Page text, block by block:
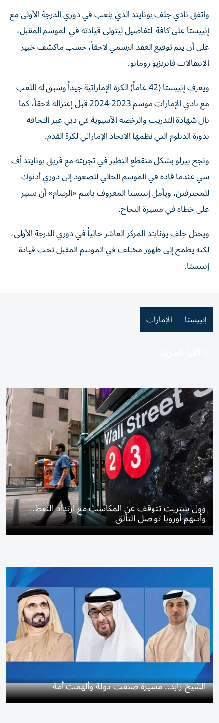
واتفق نادي جلف يونايتد الذي يلعب في دوري الدرجة الأولى مع
إنييستا على كافة التفاصيل ليتولى قيادته في الموسم المقبل،
على أن يتم توقيع العقد الرسمي لاحقاً، حسب ماكشف خبير
الانتقالات فابريزيو رومانو.
ويعرف إنييستا (42 عاماً) الكرة الإماراتية جيداً وسبق له اللعب
مع نادي الإمارات موسم 2023-2024 قبل إعتزاله لاحقاً، كما
نال شهادة التدريب والرخصة الآسيوية في دبي عبر التحاقه
بدورة الدبلوم التي نظمها الاتحاد الإماراتي لكرة القدم.
ونجح بيرلو بشكل منقطع النظير في تجربته مع فريق يونايتد أف
سي عندما قاده في الموسم الحالي للصعود إلى دوري أدنوك
للمحترفين، ويأمل إنييستا المعروف باسم «الرسام» أن يسير
على خطاه في مسيرة النجاح.
ويحتل جلف يونايتد المركز العاشر حالياً في دوري الدرجة الأولى،
لكنه يطمح إلى ظهور مختلف في الموسم المقبل تحت قيادة
إنييستا.
إنييستا الإمارات
وول ستريت تتوقف عن المكاسب مع ارتداد النفط..
وأسهم أوروبا تواصل التألق
الشيخ زايد.. مسيرة صنعت دولة وألهمت أمة